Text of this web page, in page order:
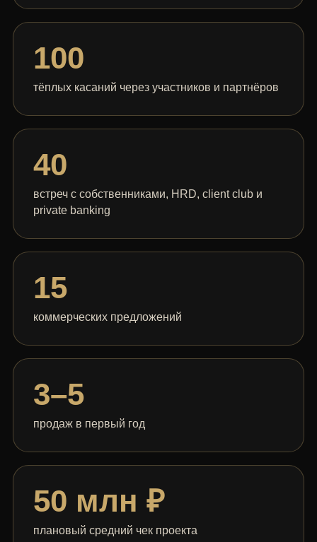
100
тёплых касаний через участников и партнёров
40
встреч с собственниками, HRD, client club и
private banking
15
коммерческих предложений
3–5
продаж в первый год
50 млн ₽
плановый средний чек проекта